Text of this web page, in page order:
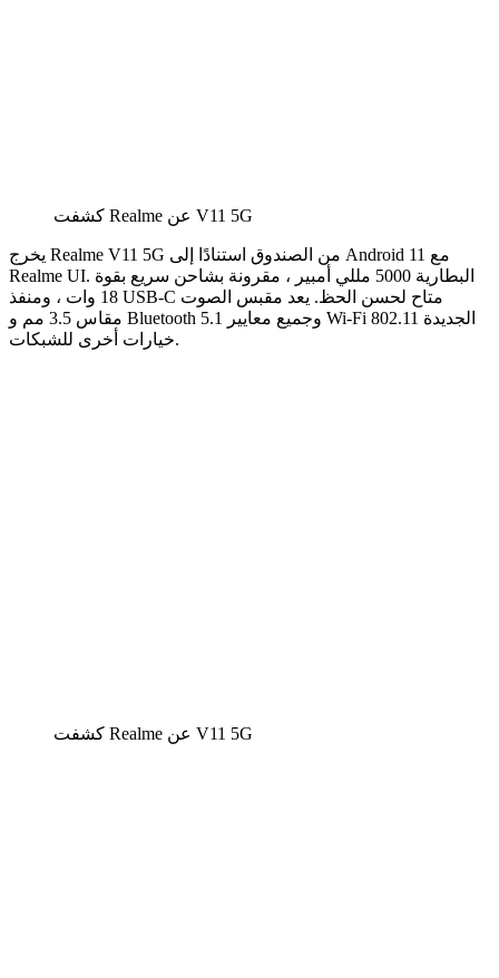
كشفت Realme عن V11 5G
يخرج Realme V11 5G من الصندوق استنادًا إلى Android 11 مع
Realme UI. البطارية 5000 مللي أمبير ، مقرونة بشاحن سريع بقوة
18 وات ، ومنفذ USB-C متاح لحسن الحظ. يعد مقبس الصوت
مقاس 3.5 مم و Bluetooth 5.1 وجميع معايير Wi-Fi 802.11 الجديدة
خيارات أخرى للشبكات.
كشفت Realme عن V11 5G